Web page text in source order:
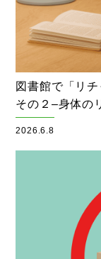
図書館で「リ
その２–身体の
2026.6.8